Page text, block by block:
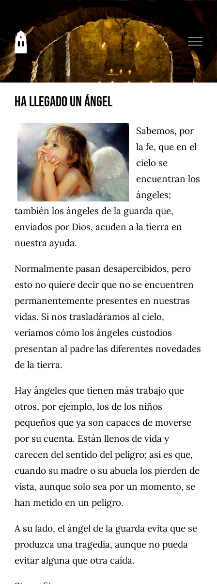
contenido
Ha llegado un ángel
Sabemos, por
la fe, que en el
cielo se
encuentran los
ángeles;
también los ángeles de la guarda que,
enviados por Dios, acuden a la tierra en
nuestra ayuda.
Normalmente pasan desapercibidos, pero
esto no quiere decir que no se encuentren
permanentemente presentes en nuestras
vidas. Si nos trasladáramos al cielo,
veríamos cómo los ángeles custodios
presentan al padre las diferentes novedades
de la tierra.
Hay ángeles que tienen más trabajo que
otros, por ejemplo, los de los niños
pequeños que ya son capaces de moverse
por su cuenta. Están llenos de vida y
carecen del sentido del peligro; así es que,
cuando su madre o su abuela los pierden de
vista, aunque solo sea por un momento, se
han metido en un peligro.
A su lado, el ángel de la guarda evita que se
produzca una tragedia, aunque no pueda
evitar alguna que otra caída.